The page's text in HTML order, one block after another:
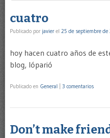
cuatro
Publicado por javier el 25 de septiembre
hoy hacen cuatro años de
blog, lóparió
Publicado en General 3 comentarios
Don’t make